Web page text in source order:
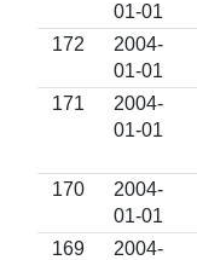
01-01
172
2004-
01-01
171
2004-
01-01
170
2004-
01-01
169
2004-